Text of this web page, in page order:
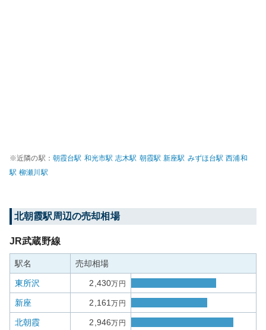
※近隣の駅： 朝霞台駅 和光市駅 志木駅 朝霞駅 新座駅 みずほ台駅 西浦和
駅 柳瀬川駅
北朝霞駅周辺の売却相場
JR武蔵野線
駅名 売却相場
東所沢 2,430万円
新座 2,161万円
北朝霞 2,946万円